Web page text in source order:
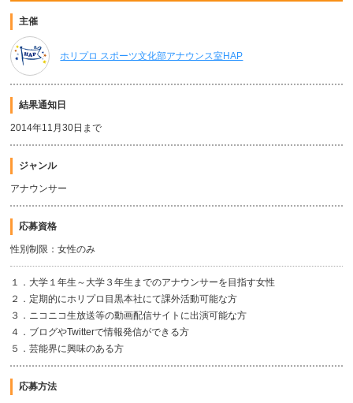
主催
ホリプロ スポーツ文化部アナウンス室HAP
結果通知日
2014年11月30日まで
ジャンル
アナウンサー
応募資格
性別制限：女性のみ
１．大学１年生～大学３年生までのアナウンサーを目指す女性
２．定期的にホリプロ目黒本社にて課外活動可能な方
３．ニコニコ生放送等の動画配信サイトに出演可能な方
４．ブログやTwitterで情報発信ができる方
５．芸能界に興味のある方
応募方法